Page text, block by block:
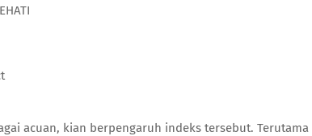
acuan, kian berpengaruh indeks tersebut. Terutama